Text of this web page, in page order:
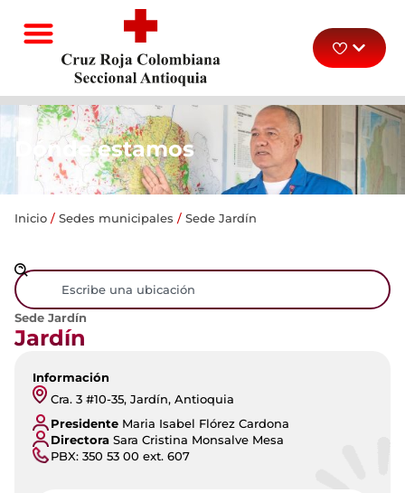
Dónde estamos
Inicio / Sedes municipales / Sede Jardín
Sede Jardín
Jardín
Información
Cra. 3 #10-35, Jardín, Antioquia
Presidente Maria Isabel Flórez Cardona
Directora Sara Cristina Monsalve Mesa
PBX: 350 53 00 ext. 607